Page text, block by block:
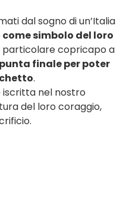
dal sogno di un’Italia
simbolo del loro
particolare copricapo a
finale per poter
.
iscritta nel nostro
del loro coraggio,